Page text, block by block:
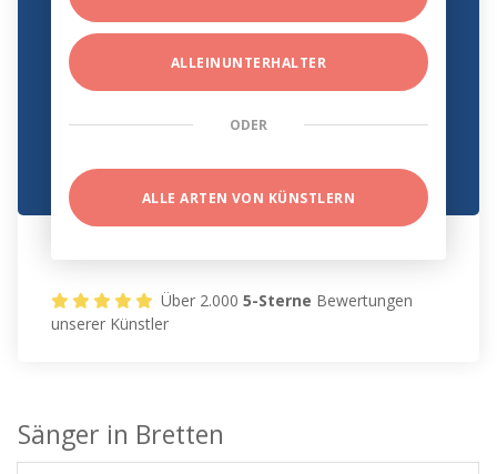
ALLEINUNTERHALTER
ODER
ALLE ARTEN VON KÜNSTLERN
Über 2.0005-Sterne Bewertungen
unserer Künstler
Sänger in Bretten